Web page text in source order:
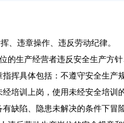
、违章操作、违反劳动纪律。
的生产经营者违反安全生产方
挥具体包括：不遵守安全生产
培训上岗，使用未经安全培训
缺陷、隐患未解决的条件下冒